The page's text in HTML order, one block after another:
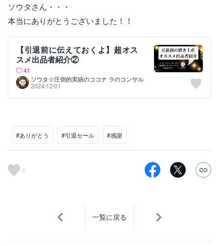
ソウタさん・・・
本当にありがとうございました！！
【引退前に伝えておくよ】超オス
スメ出品者紹介②
41
ソウタ☆圧倒的実績のココナ ラのコンサル
2024/12/01
#ありがとう #引退セール #感謝
6
一覧に戻る